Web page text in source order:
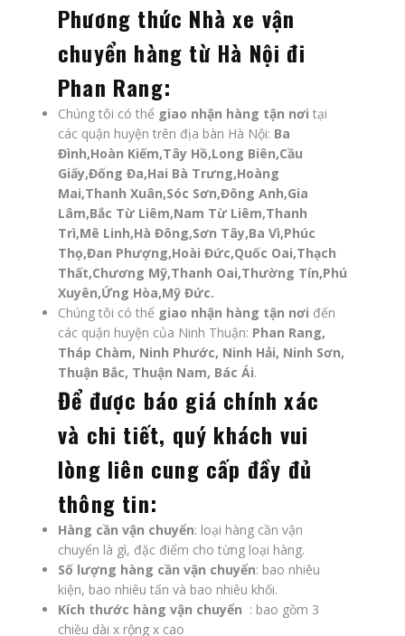
Phương thức Nhà xe vận
chuyển hàng từ Hà Nội đi
Phan Rang:
Chúng tôi có thể giao nhận hàng tận nơi tại
các quận huyện trên địa bàn Hà Nội: Ba
Đình,Hoàn Kiếm,Tây Hồ,Long Biên,Cầu
Giấy,Đống Đa,Hai Bà Trưng,Hoàng
Mai,Thanh Xuân,Sóc Sơn,Đông Anh,Gia
Lâm,Bắc Từ Liêm,Nam Từ Liêm,Thanh
Trì,Mê Linh,Hà Đông,Sơn Tây,Ba Vì,Phúc
Thọ,Đan Phượng,Hoài Đức,Quốc Oai,Thạch
Thất,Chương Mỹ,Thanh Oai,Thường Tín,Phú
Xuyên,Ứng Hòa,Mỹ Đức.
Chúng tôi có thể giao nhận hàng tận nơi đến
các quận huyện của Ninh Thuận: Phan Rang,
Tháp Chàm, Ninh Phước, Ninh Hải, Ninh Sơn,
Thuận Bắc, Thuận Nam, Bác Ái.
Để được báo giá chính xác
và chi tiết, quý khách vui
lòng liên cung cấp đầy đủ
thông tin:
Hàng cần vận chuyển: loại hàng cần vận
chuyển là gì, đặc điểm cho từng loại hàng.
Số lượng hàng cần vận chuyển: bao nhiêu
kiện, bao nhiêu tấn và bao nhiêu khối.
Kích thước hàng vận chuyển : bao gồm 3
chiều dài x rộng x cao